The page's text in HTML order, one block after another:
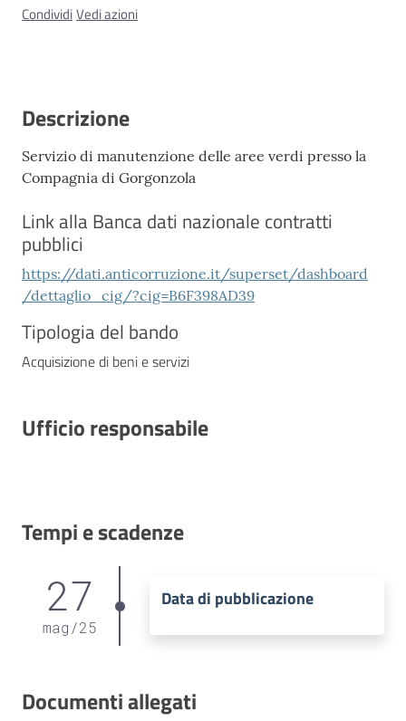
CondividiVedi azioni
Descrizione
Servizio di manutenzione delle aree verdi presso la
Compagnia di Gorgonzola
Link alla Banca dati nazionale contratti
pubblici
https://dati.anticorruzione.it/superset/dashboard
/dettaglio_cig/?cig=B6F398AD39
Tipologia del bando
Acquisizione di beni e servizi
Ufficio responsabile
Tempi e scadenze
27
mag /25
Data di pubblicazione
Documenti allegati